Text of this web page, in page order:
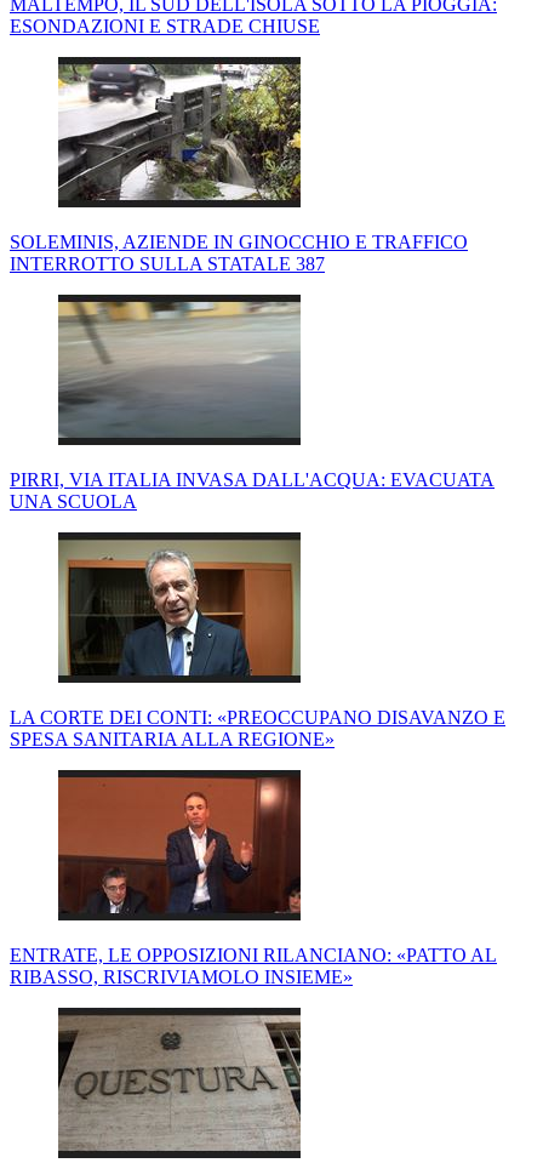
MALTEMPO, IL SUD DELL'ISOLA SOTTO LA PIOGGIA:
ESONDAZIONI E STRADE CHIUSE
SOLEMINIS, AZIENDE IN GINOCCHIO E TRAFFICO
INTERROTTO SULLA STATALE 387
PIRRI, VIA ITALIA INVASA DALL'ACQUA: EVACUATA
UNA SCUOLA
LA CORTE DEI CONTI: «PREOCCUPANO DISAVANZO E
SPESA SANITARIA ALLA REGIONE»
ENTRATE, LE OPPOSIZIONI RILANCIANO: «PATTO AL
RIBASSO, RISCRIVIAMOLO INSIEME»